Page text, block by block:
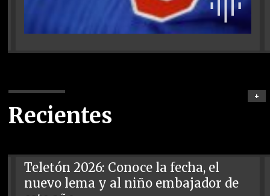
Recientes
+
Teletón 2026: Conoce la fecha, el
nuevo lema y al niño embajador de